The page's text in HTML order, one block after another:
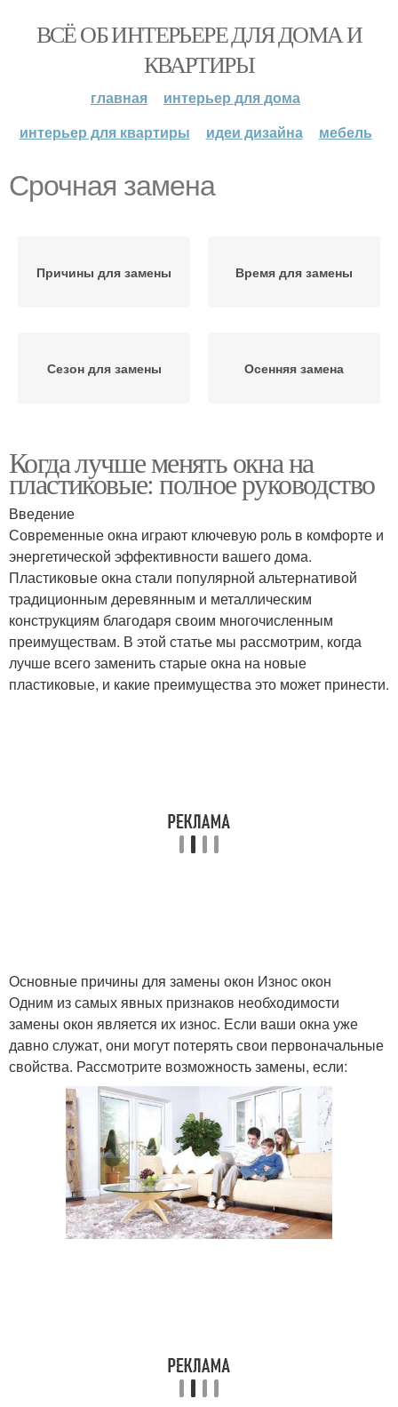
ВСЁ ОБ ИНТЕРЬЕРЕ ДЛЯ ДОМА И
КВАРТИРЫ
главная
интерьер для дома
интерьер для квартиры
идеи дизайна мебель
Срочная замена
Причины для замены Время для замены
Сезон для замены Осенняя замена
Когда лучше менять окна на
пластиковые: полное руководство
Введение
Современные окна играют ключевую роль в комфорте и
энергетической эффективности вашего дома.
Пластиковые окна стали популярной альтернативой
традиционным деревянным и металлическим
конструкциям благодаря своим многочисленным
преимуществам. В этой статье мы рассмотрим, когда
лучше всего заменить старые окна на новые
пластиковые, и какие преимущества это может принести.
Основные причины для замены окон Износ окон
Одним из самых явных признаков необходимости
замены окон является их износ. Если ваши окна уже
давно служат, они могут потерять свои первоначальные
свойства. Рассмотрите возможность замены, если: